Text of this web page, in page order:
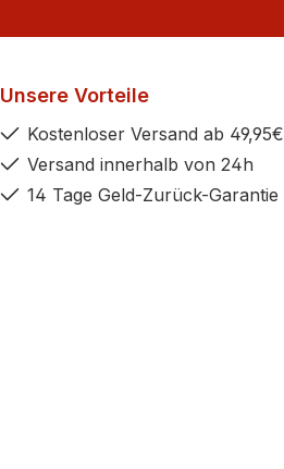
Unsere Vorteile
Kostenloser Versand ab 49,95€
Versand innerhalb von 24h
14 Tage Geld-Zurück-Garantie